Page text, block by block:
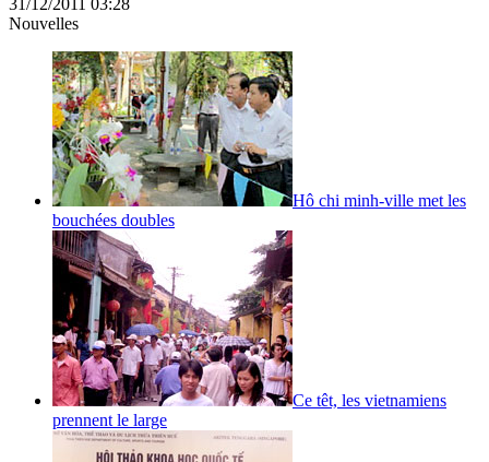
Nouvelles
Hô chi minh-ville met les
bouchées doubles
Ce têt, les vietnamiens
prennent le large